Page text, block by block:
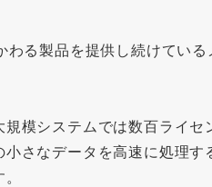
る製品を提供し続けてい
模システムでは数百ライ
さなデータを高速に処理